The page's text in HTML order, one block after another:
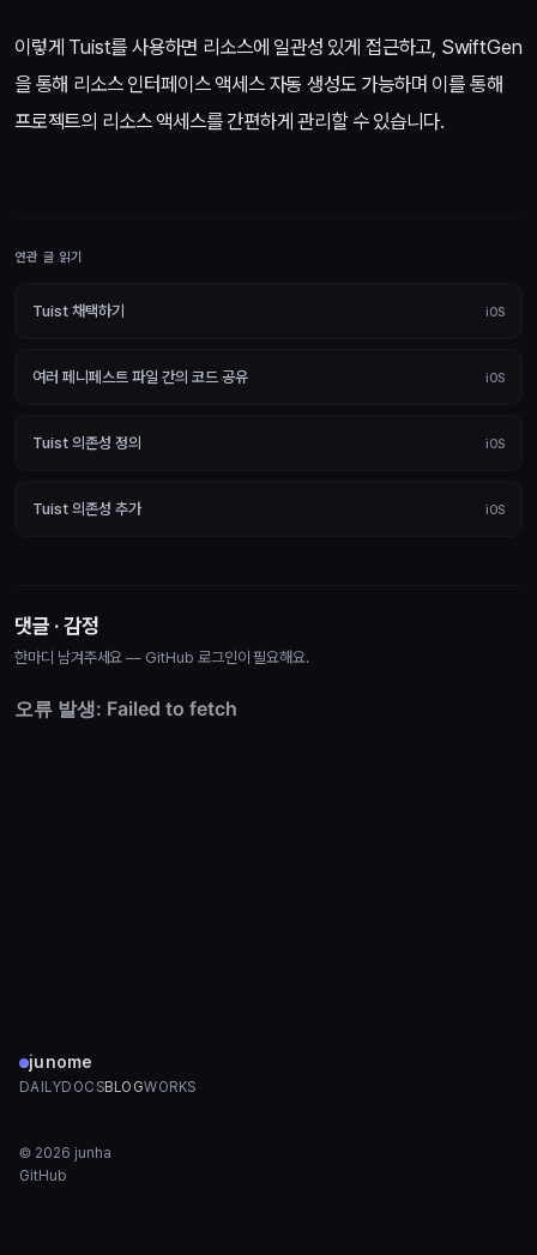
이렇게 Tuist를 사용하면 리소스에 일관성 있게 접근하고, SwiftGen
을 통해 리소스 인터페이스 액세스 자동 생성도 가능하며 이를 통해
프로젝트의 리소스 액세스를 간편하게 관리할 수 있습니다.
연관 글 읽기
Tuist 채택하기 iOS
여러 페니페스트 파일 간의 코드 공유 iOS
Tuist 의존성 정의 iOS
Tuist 의존성 추가 iOS
댓글 · 감정
한마디 남겨주세요 — GitHub 로그인이 필요해요.
junome
DAILYDOCSBLOGWORKS
© 2026 junha
GitHub